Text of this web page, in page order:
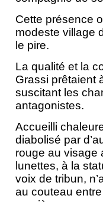
Cette présence
modeste village
le pire.
La qualité et la
Grassi prêtaient
suscitant les
antagonistes.
Accueilli
diabolisé par
rouge au visage
lunettes, à la
voix de tribun,
au couteau